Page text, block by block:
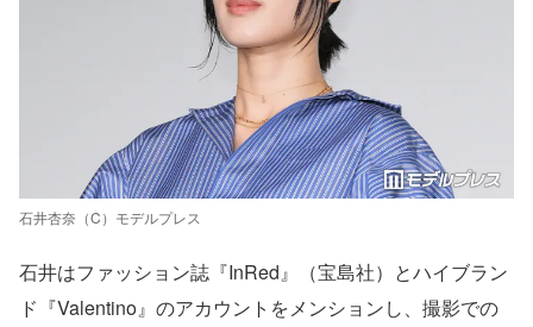
石井杏奈（C）モデルプレス
石井はファッション誌『InRed』（宝島社）とハイブラン
ド『Valentino』のアカウントをメンションし、撮影での